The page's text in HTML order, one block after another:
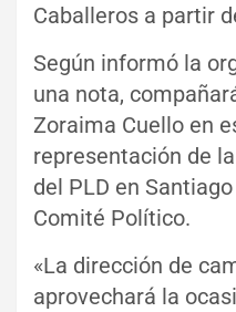
Caballeros a partir
Según informó la
una nota,
Zoraima Cuello en
representación de
del PLD en
Comité Político.
«La dirección de
aprovechará la